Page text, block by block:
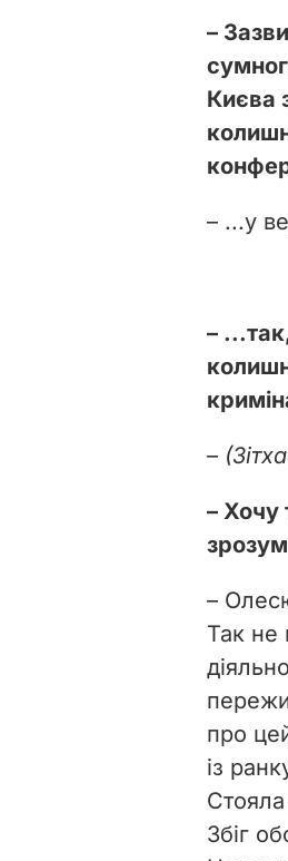
–
Києва
– ...у
–
–
– Хочу
–
Так не
про
із
Збіг